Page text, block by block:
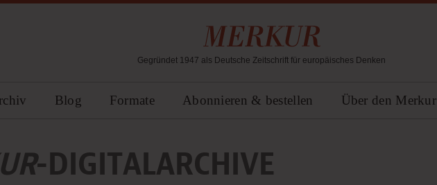
Gegründet 1947 als Deutsche Zeitschrift für europäisches Denken
Blog Formate Abonnieren & bestellen Über den Merkur
-DIGITALARCHIVE